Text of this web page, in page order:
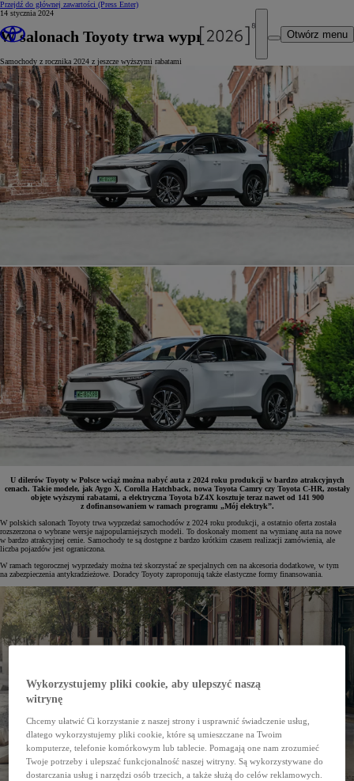
Przejdź do głównej zawartości (Press Enter)
Otwórz menu
14 stycznia 2024
W salonach Toyoty trwa wyprzedaż
Samochody z rocznika 2024 z jeszcze wyższymi rabatami
U dilerów Toyoty w Polsce wciąż można nabyć auta z 2024 roku produkcji w bardzo atrakcyjnych
cenach. Takie modele, jak Aygo X, Corolla Hatchback, nowa Toyota Camry czy Toyota C-HR, zostały
objęte wyższymi rabatami, a elektryczna Toyota bZ4X kosztuje teraz nawet od 141 900
z dofinansowaniem w ramach programu „Mój elektryk”.
W polskich salonach Toyoty trwa wyprzedaż samochodów z 2024 roku produkcji, a ostatnio oferta została
rozszerzona o wybrane wersje najpopularniejszych modeli. To doskonały moment na wymianę auta na nowe
w bardzo atrakcyjnej cenie. Samochody te są dostępne z bardzo krótkim czasem realizacji zamówienia, ale
liczba pojazdów jest ograniczona.
W ramach tegorocznej wyprzedaży można też skorzystać ze specjalnych cen na akcesoria dodatkowe, w tym
na zabezpieczenia antykradzieżowe. Doradcy Toyoty zaproponują także elastyczne formy finansowania.
Wykorzystujemy pliki cookie, aby ulepszyć naszą
witrynę
Chcemy ułatwić Ci korzystanie z naszej strony i usprawnić świadczenie usług,
dlatego wykorzystujemy pliki cookie, które są umieszczane na Twoim
komputerze, telefonie komórkowym lub tablecie. Pomagają one nam zrozumieć
Twoje potrzeby i ulepszać funkcjonalność naszej witryny. Są wykorzystywane do
dostarczania usług i narzędzi osób trzecich, a także służą do celów reklamowych.